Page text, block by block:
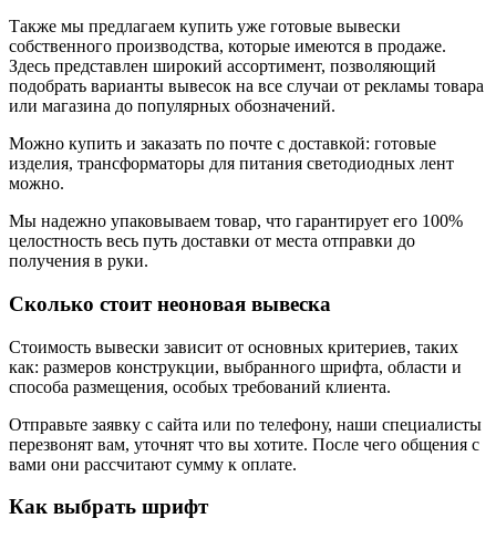
Также мы предлагаем купить уже готовые вывески
собственного производства, которые имеются в продаже.
Здесь представлен широкий ассортимент, позволяющий
подобрать варианты вывесок на все случаи от рекламы товара
или магазина до популярных обозначений.
Можно купить и заказать по почте с доставкой: готовые
изделия, трансформаторы для питания светодиодных лент
можно.
Мы надежно упаковываем товар, что гарантирует его 100%
целостность весь путь доставки от места отправки до
получения в руки.
Сколько стоит неоновая вывеска
Стоимость вывески зависит от основных критериев, таких
как: размеров конструкции, выбранного шрифта, области и
способа размещения, особых требований клиента.
Отправьте заявку с сайта или по телефону, наши специалисты
перезвонят вам, уточнят что вы хотите. После чего общения с
вами они рассчитают сумму к оплате.
Как выбрать шрифт